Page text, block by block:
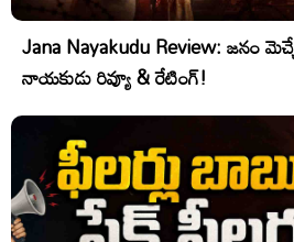
Jana Nayakudu Review: జనం
నాయకుడు రివ్యూ & రేటింగ్!